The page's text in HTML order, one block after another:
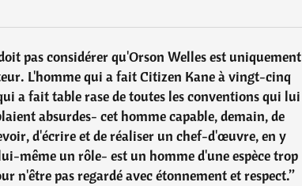
pas considérer qu'Orson Welles est uniquement
L'homme qui a fait Citizen Kane à vingt-cinq
a fait table rase de toutes les conventions qui lui
absurdes- cet homme capable, demain, de
d'écrire et de réaliser un chef-d'œuvre, en y
même un rôle- est un homme d'une espèce trop
n'être pas regardé avec étonnement et respect.”